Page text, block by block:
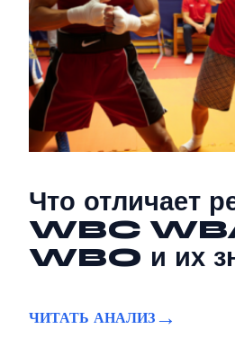
Что отличает
WBC
WBO и их
ЧИТАТЬ АНАЛИЗ